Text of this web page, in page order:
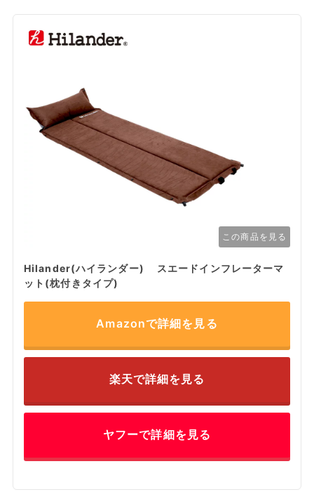
この商品を見る
Hilander(ハイランダー) スエードインフレーターマ
ット(枕付きタイプ)
Amazonで詳細を見る
楽天で詳細を見る
ヤフーで詳細を見る